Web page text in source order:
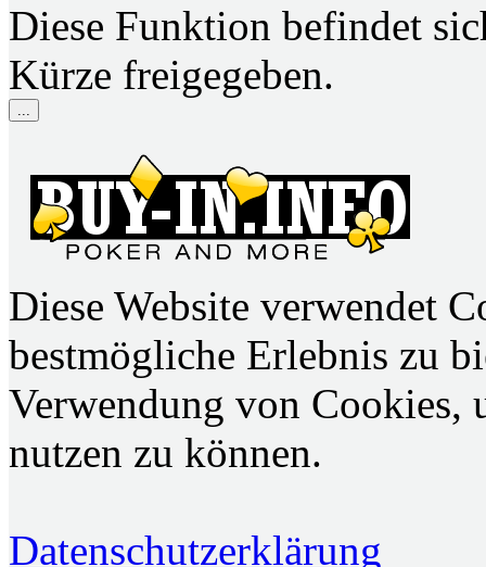
Diese Funktion befindet
Kürze freigegeben.
...
Diese Website verwendet
bestmögliche Erlebnis zu
Verwendung von Cookies,
nutzen zu können.
Datenschutzerklärung